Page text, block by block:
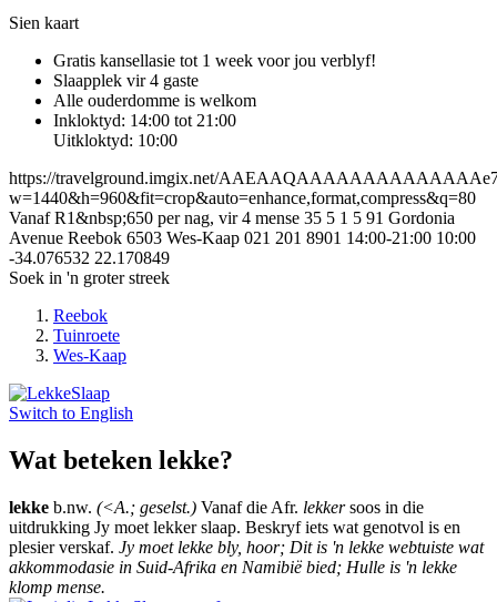
Sien kaart
Gratis kansellasie tot 1 week voor jou verblyf!
Slaapplek vir 4 gaste
Alle ouderdomme is welkom
Inkloktyd: 14:00 tot 21:00
Uitkloktyd: 10:00
https://travelground.imgix.net/
w=1440&h=960&fit=crop&auto=enhance,format,compress&q=80
Vanaf R1&nbsp;650 per nag, vir 4 mense 35 5 1 5 91 Gordonia
Avenue Reebok 6503 Wes-Kaap 021 201 8901 14:00-21:00 10:00
-34.076532 22.170849
Soek in 'n groter streek
Reebok
Tuinroete
Wes-Kaap
Switch to English
Wat beteken lekke?
lekke b.nw. (<A.; geselst.) Vanaf die Afr. lekkersoos in die
uitdrukking Jy moet lekker slaap. Beskryf iets wat genotvol is en
plesier verskaf. Jy moet lekke bly, hoor; Dit is 'n lekke webtuiste wat
akkommodasie in Suid-Afrika en Namibië bied; Hulle is 'n lekke
klomp mense.